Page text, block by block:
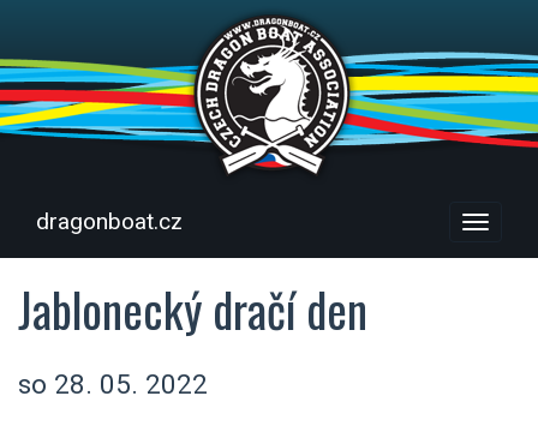
Menu
dragonboat.cz
Jablonecký dračí den
so 28. 05. 2022